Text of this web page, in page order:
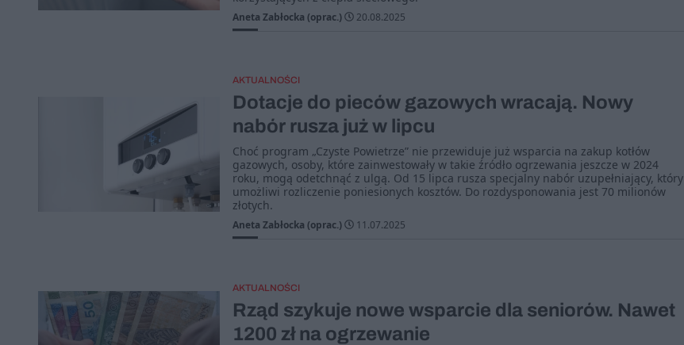
Aneta Zabłocka (oprac.) 20.08.2025
AKTUALNOŚCI
Dotacje do pieców gazowych wracają. Nowy
nabór rusza już w lipcu
Choć program „Czyste Powietrze” nie przewiduje już wsparcia na zakup kotłów
gazowych, osoby, które zainwestowały w takie źródło ogrzewania jeszcze w 2024
roku, mogą odetchnąć z ulgą. Od 15 lipca rusza specjalny nabór uzupełniający, który
umożliwi rozliczenie poniesionych kosztów. Do rozdysponowania jest 70 milionów
złotych.
Aneta Zabłocka (oprac.) 11.07.2025
AKTUALNOŚCI
Rząd szykuje nowe wsparcie dla seniorów. Nawet
1200 zł na ogrzewanie